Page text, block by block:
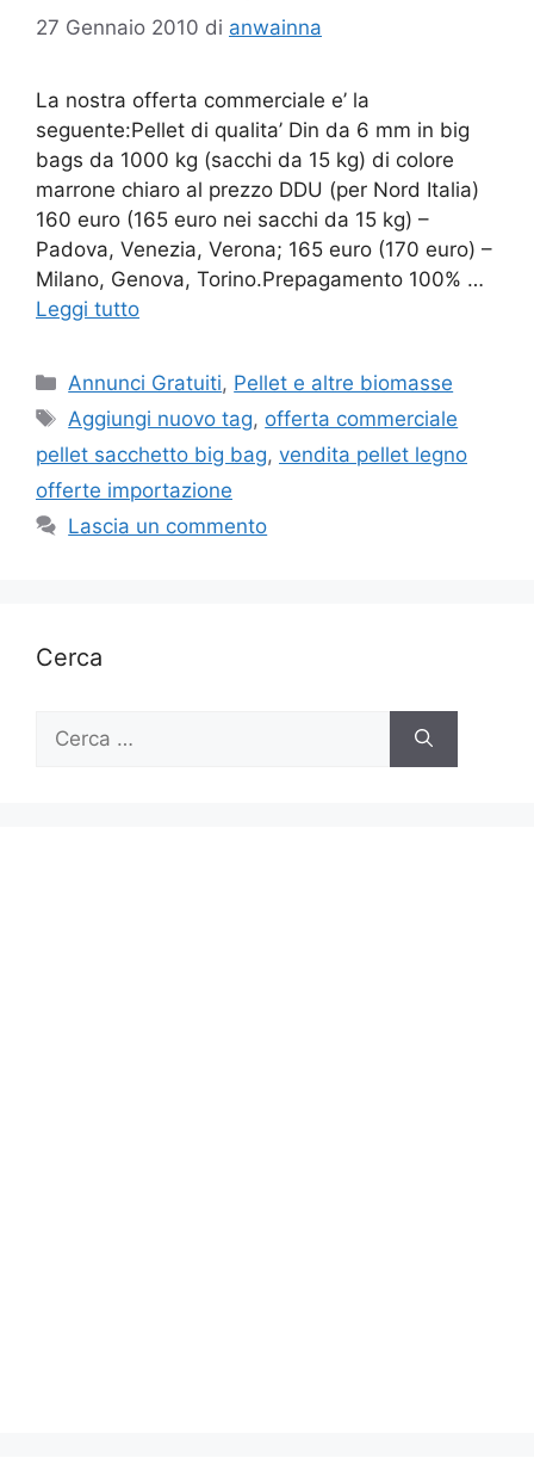
27 Gennaio 2010 di anwainna
La nostra offerta commerciale e’ la
seguente:Pellet di qualita’ Din da 6 mm in big
bags da 1000 kg (sacchi da 15 kg) di colore
marrone chiaro al prezzo DDU (per Nord Italia)
160 euro (165 euro nei sacchi da 15 kg) –
Padova, Venezia, Verona; 165 euro (170 euro) –
Milano, Genova, Torino.Prepagamento 100% …
Leggi tutto
Categorie
Annunci Gratuiti, Pellet e altre biomasse
Tag
Aggiungi nuovo tag, offerta commerciale
pellet sacchetto big bag, vendita pellet legno
offerte importazione
Lascia un commento
Cerca
Ricerca